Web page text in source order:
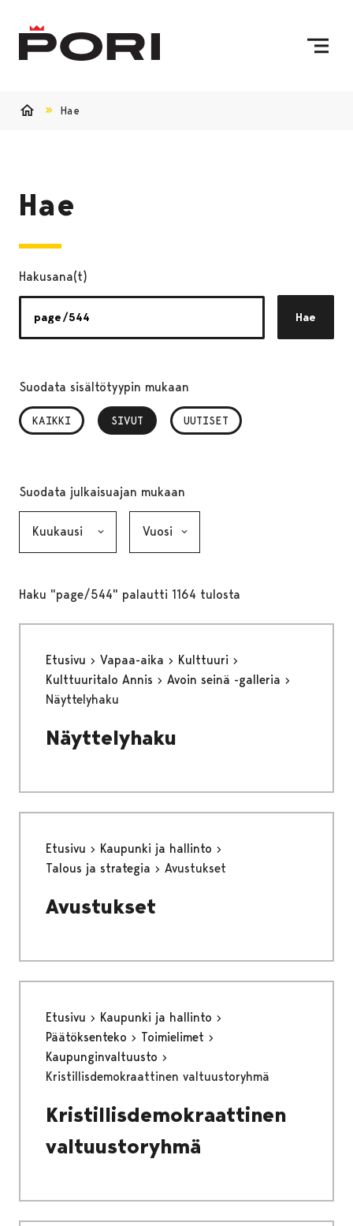
Hae
Hae
Hakusana(t)
Hae
Suodata sisältötyypin mukaan
KAIKKI SIVUT
, VALITTU UUTISET
Suodata julkaisuajan mukaan
Haku "page/544" palautti 1164 tulosta
Etusivu Vapaa-aika
Kulttuuri
Kulttuuritalo Annis
Avoin seinä -galleria
Näyttelyhaku
Näyttelyhaku
Etusivu
Kaupunki ja hallinto
Talous ja strategia
Avustukset
Avustukset
Etusivu
Kaupunki ja hallinto
Päätöksenteko
Toimielimet
Kaupunginvaltuusto
Kristillisdemokraattinen valtuustoryhmä
Kristillisdemokraattinen
valtuustoryhmä